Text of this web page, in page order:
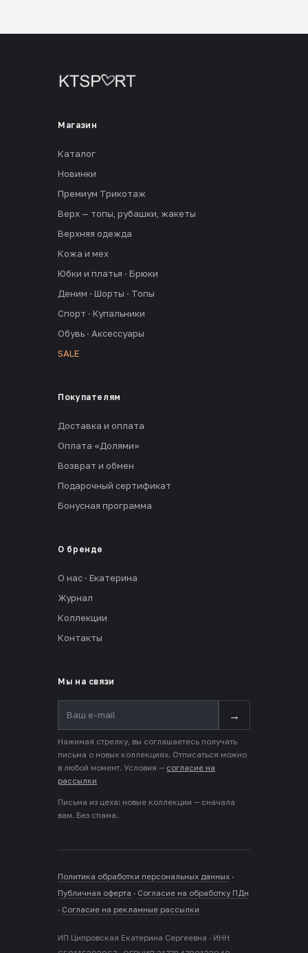
Магазин
Каталог
Новинки
Премиум Трикотаж
Верх — топы, рубашки, жакеты
Верхняя одежда
Кожа и мех
Юбки и платья · Брюки
Деним · Шорты · Топы
Спорт · Купальники
Обувь · Аксессуары
SALE
Покупателям
Доставка и оплата
Оплата «Долями»
Возврат и обмен
Подарочный сертификат
Бонусная программа
О бренде
О нас · Екатерина
Журнал
Коллекции
Контакты
Мы на связи
→
Нажимая стрелку, вы соглашаетесь получать
письма о новых коллекциях. Отписаться можно
в любой момент. Условия — согласие на
рассылки
Письма из цеха: новые коллекции — сначала
вам. Без спама.
Политика обработки персональных данных ·
Публичная оферта · Согласие на обработку ПДн
· Согласие на рекламные рассылки
ИП Ципровская Екатерина Сергеевна · ИНН